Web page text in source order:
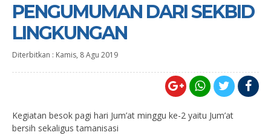
PENGUMUMAN DARI SEKBID
LINGKUNGAN
Diterbitkan : Kamis, 8 Agu 2019
Kegiatan besok pagi hari Jum’at minggu ke-2 yaitu Jum’at
bersih sekaligus tamanisasi